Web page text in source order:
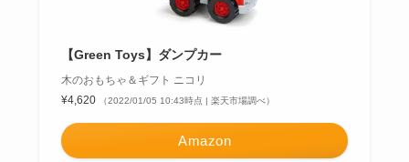
【Green Toys】ダンプカー
木のおもちゃ＆ギフト ニコリ
¥4,620
（2022/01/05 10:43時点 | 楽天市場調べ）
Amazon